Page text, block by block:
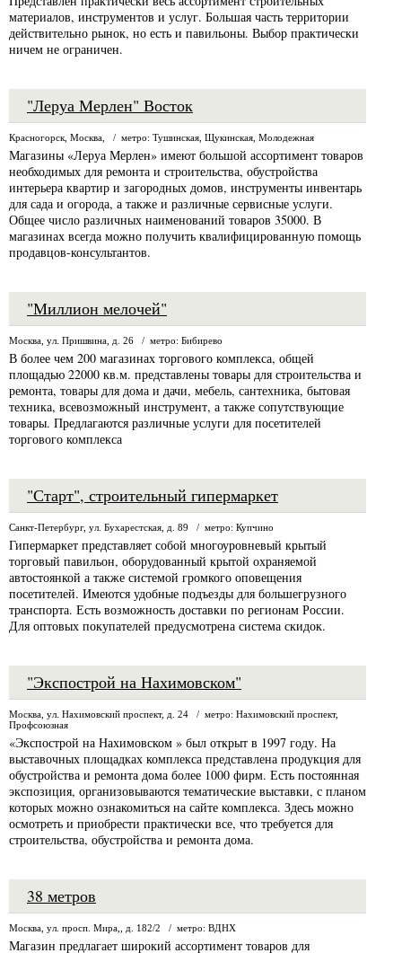
материалов, инструментов и услуг. Большая часть территории
действительно рынок, но есть и павильоны. Выбор практически
ничем не ограничен.
"Леруа Мерлен" Восток
Красногорск, Москва, / метро: Тушинская, Щукинская, Молодежная
Магазины «Леруа Мерлен» имеют большой ассортимент товаров
необходимых для ремонта и строительства, обустройства
интерьера квартир и загородных домов, инструменты инвентарь
для сада и огорода, а также и различные сервисные услуги.
Общее число различных наименований товаров 35000. В
магазинах всегда можно получить квалифицированную помощь
продавцов-консультантов.
"Миллион мелочей"
Москва, ул. Пришвина, д. 26 / метро: Бибирево
В более чем 200 магазинах торгового комплекса, общей
площадью 22000 кв.м. представлены товары для строительства и
ремонта, товары для дома и дачи, мебель, сантехника, бытовая
техника, всевозможный инструмент, а также сопутствующие
товары. Предлагаются различные услуги для посетителей
торгового комплекса
"Старт", строительный гипермаркет
Санкт-Петербург, ул. Бухарестская, д. 89 / метро: Купчино
Гипермаркет представляет собой многоуровневый крытый
торговый павильон, оборудованный крытой охраняемой
автостоянкой а также системой громкого оповещения
посетителей. Имеются удобные подъезды для большегрузного
транспорта. Есть возможность доставки по регионам России.
Для оптовых покупателей предусмотрена система скидок.
"Экспострой на Нахимовском"
Москва, ул. Нахимовский проспект, д. 24 / метро: Нахимовский проспект,
Профсоюзная
«Экспострой на Нахимовском » был открыт в 1997 году. На
выставочных площадках комплекса представлена продукция для
обустройства и ремонта дома более 1000 фирм. Есть постоянная
экспозиция, организовываются тематические выставки, с планом
которых можно ознакомиться на сайте комплекса. Здесь можно
осмотреть и приобрести практически все, что требуется для
строительства, обустройства и ремонта дома.
38 метров
Москва, ул. просп. Мира,, д. 182/2 / метро: ВДНХ
Магазин предлагает широкий ассортимент товаров для